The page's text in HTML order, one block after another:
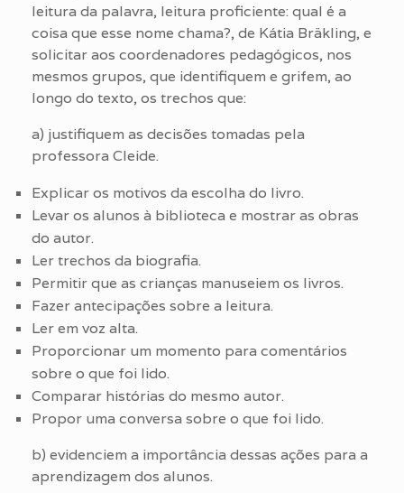
leitura da palavra, leitura proficiente: qual é a
coisa que esse nome chama?, de Kátia Bräkling, e
solicitar aos coordenadores pedagógicos, nos
mesmos grupos, que identifiquem e grifem, ao
longo do texto, os trechos que:
a) justifiquem as decisões tomadas pela
professora Cleide.
Explicar os motivos da escolha do livro.
Levar os alunos à biblioteca e mostrar as obras
do autor.
Ler trechos da biografia.
Permitir que as crianças manuseiem os livros.
Fazer antecipações sobre a leitura.
Ler em voz alta.
Proporcionar um momento para comentários
sobre o que foi lido.
Comparar histórias do mesmo autor.
Propor uma conversa sobre o que foi lido.
b) evidenciem a importância dessas ações para a
aprendizagem dos alunos.